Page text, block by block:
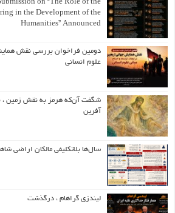
on “The Role of the
in the Development of the
Humanities” Announced
دومین فراخوان بررسی نقش
علوم انسانی
شگفت آن‌که هرمز به نقش زمین ،
آفرین
سال‌ها بلاتکلیفی مالکان اراضی شاهنامه
لیندزی گراهام ، درگذشت